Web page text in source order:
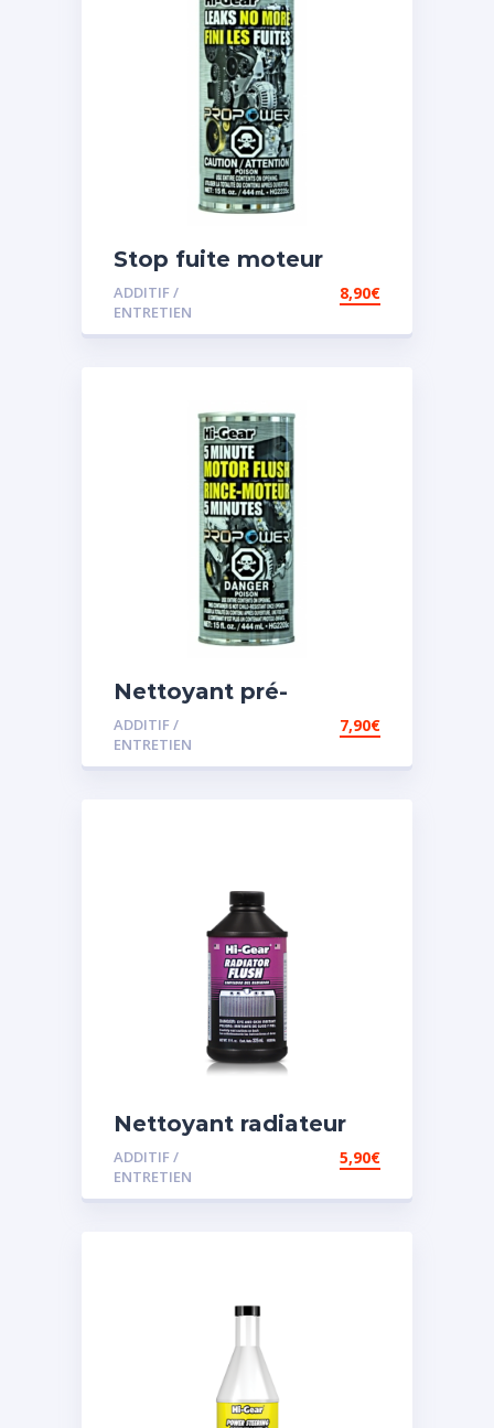
Stop fuite moteur
ADDITIF /
ENTRETIEN
8,90€
Nettoyant pré-
vidange
ADDITIF /
ENTRETIEN
7,90€
Nettoyant radiateur
ADDITIF /
ENTRETIEN
5,90€